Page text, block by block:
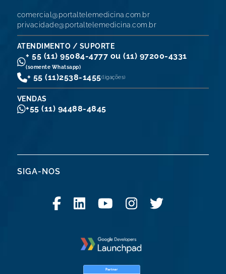
comercial@portaltelemedicina.com.br
privacidade@portaltelemedicina.com.br
ATENDIMENTO / SUPORTE
+ 55 (11) 95084-4777 ou (11) 97200-4331
(somente Whatsapp)
+ 55 (11)2538-1455(ligações)
VENDAS
+55 (11) 94488-4845
SIGA-NOS